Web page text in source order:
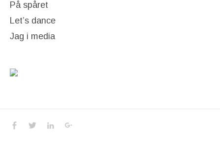
På spåret
Let’s dance
Jag i media
Social Media Profiles
Facebook
TwitterLinkedIn